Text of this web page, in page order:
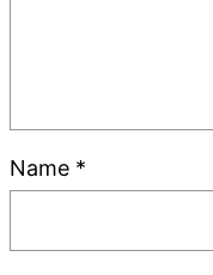
Name *